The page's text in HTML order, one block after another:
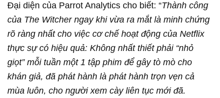
Đại diện của Parrot Analytics cho biết: “Thành công
của The Witcher ngay khi vừa ra mắt là minh chứng
rõ ràng nhất cho việc cơ chế hoạt động của Netflix
thực sự có hiệu quả: Không nhất thiết phải “nhỏ
giọt” mỗi tuần một 1 tập phim để gây tò mò cho
khán giả, đã phát hành là phát hành trọn vẹn cả
mùa luôn, cho người xem cày liên tục mới đã.